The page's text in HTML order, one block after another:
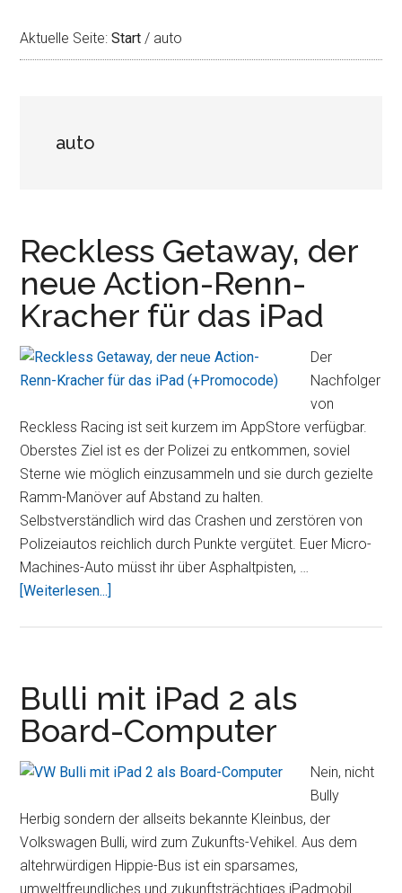
Aktuelle Seite:Start / auto
auto
Reckless Getaway, der
neue Action-Renn-
Kracher für das iPad
Der
Nachfolger
von
Reckless Racing ist seit kurzem im AppStore verfügbar.
Oberstes Ziel ist es der Polizei zu entkommen, soviel
Sterne wie möglich einzusammeln und sie durch gezielte
Ramm-Manöver auf Abstand zu halten.
Selbstverständlich wird das Crashen und zerstören von
Polizeiautos reichlich durch Punkte vergütet. Euer Micro-
Machines-Auto müsst ihr über Asphaltpisten, …
[Weiterlesen...]
Action-
Renn-
Kracher
das
Bulli mit iPad 2 als
Board-Computer
Nein, nicht
Bully
Herbig sondern der allseits bekannte Kleinbus, der
Volkswagen Bulli, wird zum Zukunfts-Vehikel. Aus dem
altehrwürdigen Hippie-Bus ist ein sparsames,
umweltfreundliches und zukunftsträchtiges iPadmobil